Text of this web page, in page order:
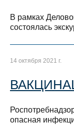
В рамках
состоялась
14 октября 2021 г.
опасная